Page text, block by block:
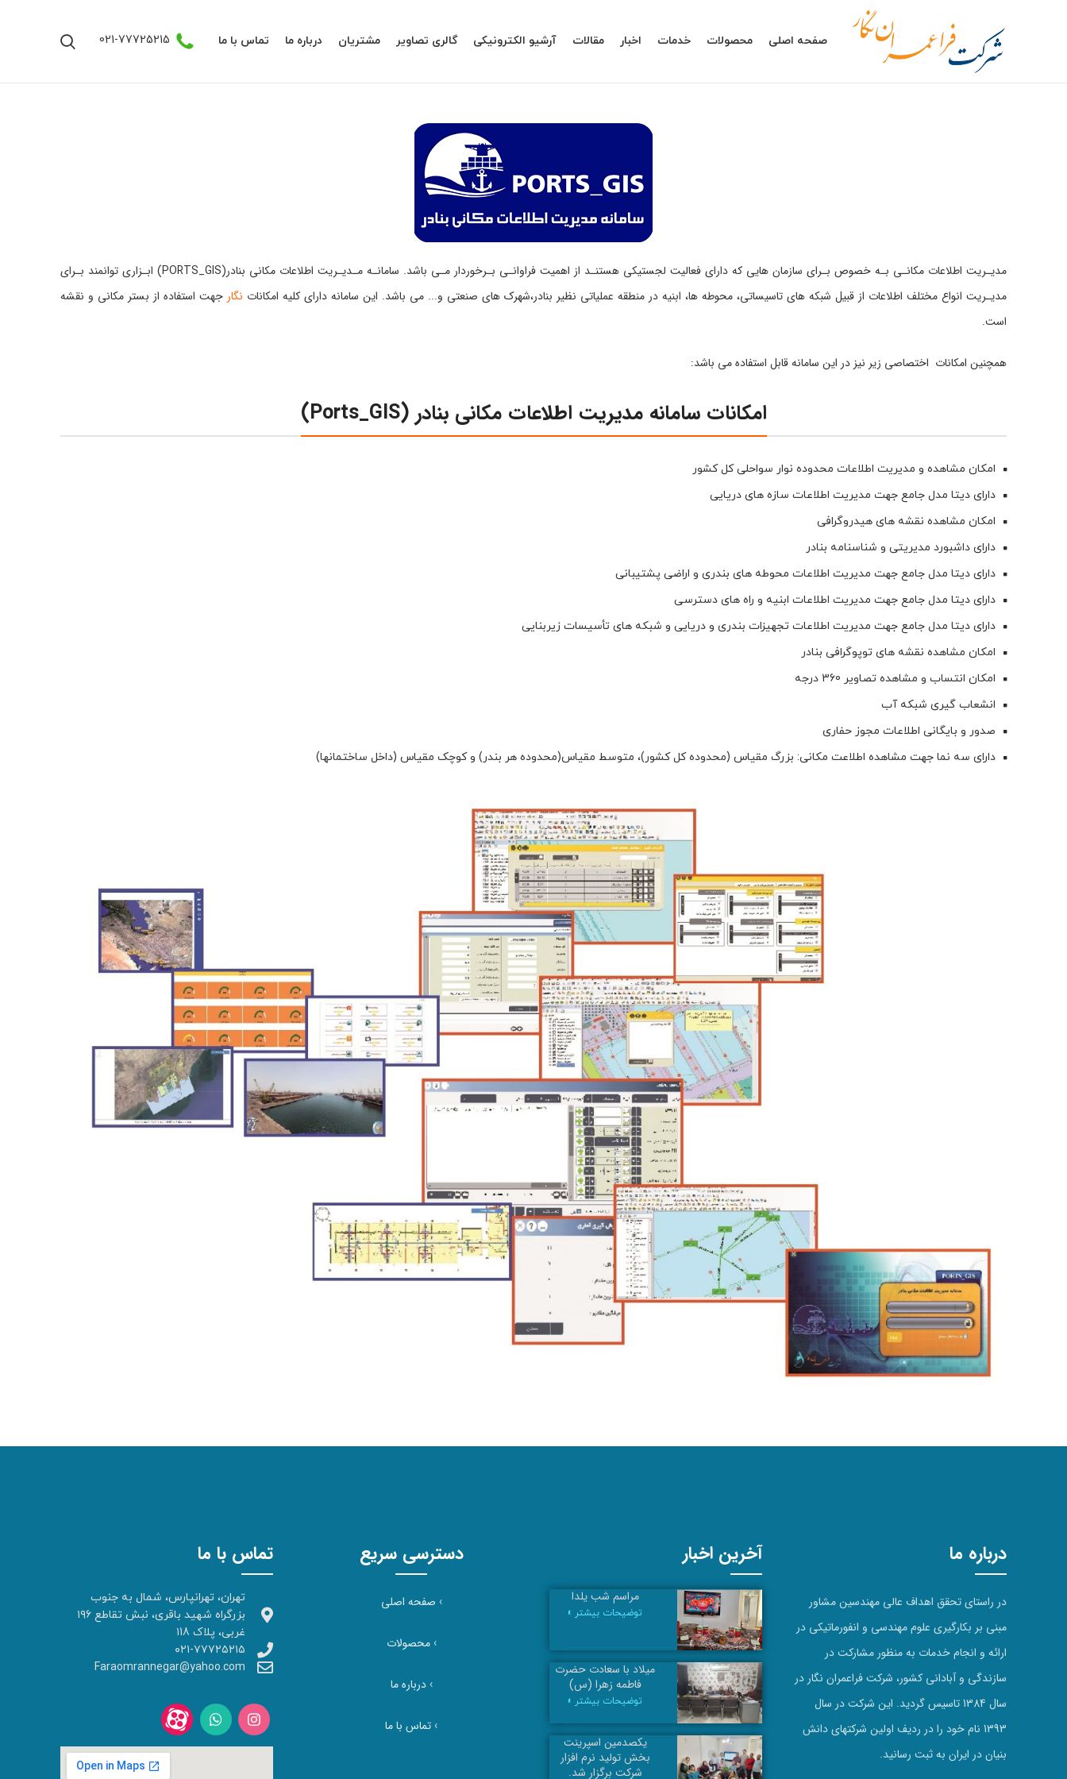
صفحه اصلی محصولات خدمات اخبار مقالات آرشیو الکترونیکی گالری تصاویر مشتریان درباره ما تماس با ما 021-77725215
مدیـریت اطلاعات مکانـی بـه خصوص بـرای سازمان هایی که دارای فعالیت لجستیکی هستنـد از اهمیت فراوانـی بـرخوردار مـی باشد. سامانـه مـدیـریت اطلاعات مکانی بنادر(PORTS_GIS) ابـزاری توانمند بـرای
مدیـریت انواع مختلف اطلاعات از قبیل شبکه های تاسیساتی، محوطه ها، ابنیه در منطقه عملیاتی نظیر بنادر،شهرک های صنعتی و... می باشد. این سامانه دارای کلیه امکانات نگار جهت استفاده از بستر مکانی و نقشه
است.
همچنین امکانات اختصاصی زیر نیز در این سامانه قابل استفاده می باشد:
امکانات سامانه مدیریت اطلاعات مکانی بنادر (Ports_GIS)
امکان مشاهده و مدیریت اطلاعات محدوده نوار سواحلی کل کشور
دارای دیتا مدل جامع جهت مدیریت اطلاعات سازه های دریایی
امکان مشاهده نقشه های هیدروگرافی
دارای داشبورد مدیریتی و شناسنامه بنادر
دارای دیتا مدل جامع جهت مدیریت اطلاعات محوطه های بندری و اراضی پشتیبانی
دارای دیتا مدل جامع جهت مدیریت اطلاعات ابنیه و راه های دسترسی
دارای دیتا مدل جامع جهت مدیریت اطلاعات تجهیزات بندری و دریایی و شبکه های تأسیسات زیربنایی
امکان مشاهده نقشه های توپوگرافی بنادر
امکان انتساب و مشاهده تصاویر 360 درجه
انشعاب گیری شبکه آب
صدور و بایگانی اطلاعات مجوز حفاری
دارای سه نما جهت مشاهده اطلاعت مکانی: بزرگ مقیاس (محدوده کل کشور)، متوسط مقیاس(محدوده هر بندر) و کوچک مقیاس (داخل ساختمانها)
درباره ما
در راستای تحقق اهداف عالی مهندسین مشاور
مبنی بر بکارگیری علوم مهندسی و انفورماتیکی در
ارائه و انجام خدمات به منظور مشارکت در
سازندگی و آبادانی کشور، شرکت فراعمران نگار در
سال 1384 تاسیس گردید. این شرکت در سال
1393 نام خود را در ردیف اولین شرکتهای دانش
بنیان در ایران به ثبت رسانید.
آخرین اخبار
مراسم شب یلدا
توضیحات بیشتر »
میلاد با سعادت حضرت
فاطمه زهرا (س)
توضیحات بیشتر »
یکصدمین اسپرینت
بخش تولید نرم افزار
شرکت برگزار شد.
دسترسی سریع
› صفحه اصلی
›محصولات
›درباره ما
› تماس با ما
تماس با ما
تهران، تهرانپارس، شمال به جنوب
بزرگراه شهید باقری، نبش تقاطع ۱۹۶
غربی، پلاک ۱18
۰۲۱-۷۷۷۲۵۲۱۵
Faraomrannegar@yahoo.com